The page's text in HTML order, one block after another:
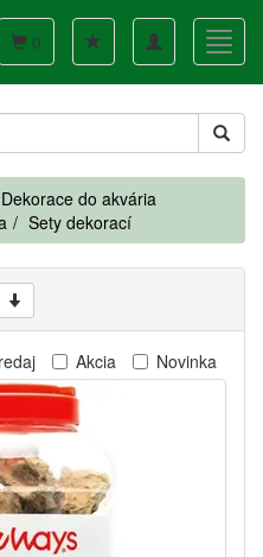
Toggle
navigation
0
Dekorace do akvária
Sety dekorací
Akcia Novinka